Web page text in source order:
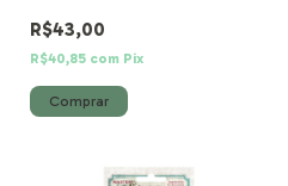
R$43,00
R$40,85 com Pix